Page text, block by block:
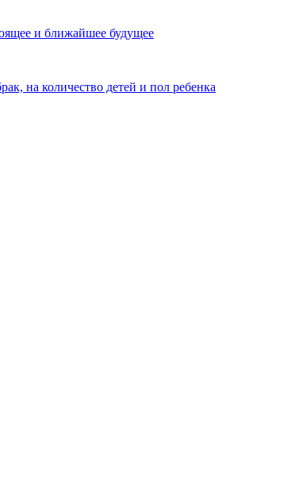
и ближайшее будущее
на количество детей и пол ребенка